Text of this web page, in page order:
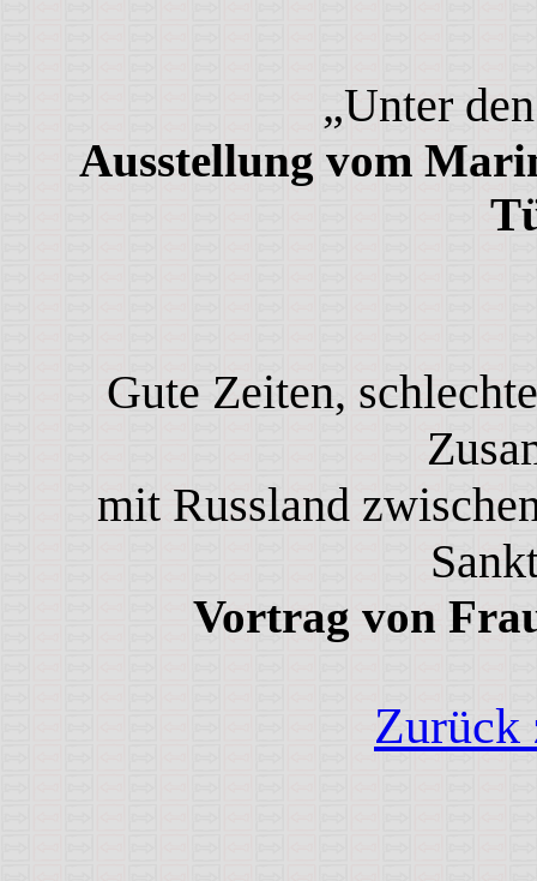
„Unter
Ausstellung vom
Gute Zeiten,
mit Russland
Vortrag von
Zurück